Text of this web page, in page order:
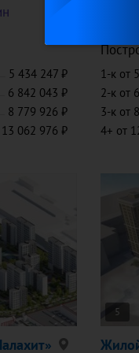
5 434 247
6 842 043
8 779 926
13 062 976
1-к от
2-к от
3-к от
4+ от
5